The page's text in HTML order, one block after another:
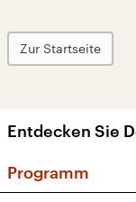
Zur Startseite
Entdecken Sie
Programm